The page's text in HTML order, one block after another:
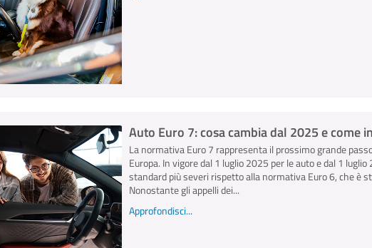
Auto Euro 7: cosa cambia dal 2025 e come
La normativa Euro 7 rappresenta il prossimo grande
Europa. In vigore dal 1 luglio 2025 per le auto e dal 1
standard più severi rispetto alla normativa Euro 6, che è
Nonostante gli appelli dei...
Approfondisci...